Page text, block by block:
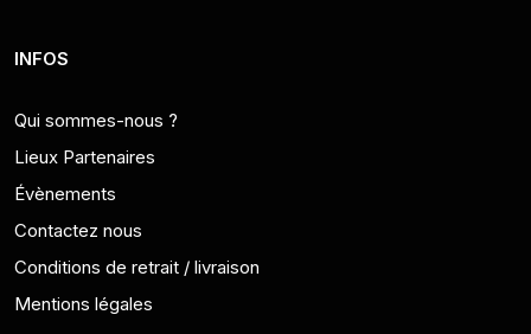
INFOS
Qui sommes-nous ?
Lieux Partenaires
Évènements
Contactez nous
Conditions de retrait / livraison
Mentions légales